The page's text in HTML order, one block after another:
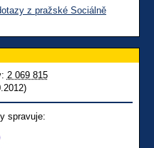
z pražské Sociálně
2 069 815
spravuje: